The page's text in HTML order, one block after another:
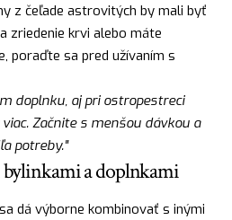
z čeľade astrovitých by mali byť
zriedenie krvi alebo máte
poraďte sa pred užívaním s
doplnku, aj pri ostropestreci
Začnite s menšou dávkou a
potreby."
a doplnkami
dá výborne kombinovať s inými